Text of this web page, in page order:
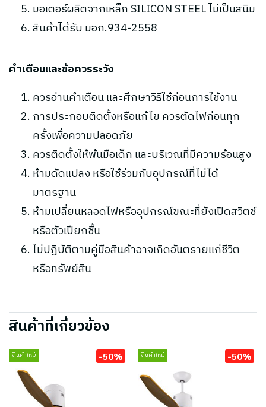
มอเตอร์ผลิตจากเหล็ก SILICON STEEL ไม่เป็นสนิม
สินค้าได้รับ มอก.934-2558
คำเตือนและข้อควรระวัง
ควรอ่านคำเตือน และศึกษาวิธีใช้ก่อนการใช้งาน
การประกอบติดตั้งหรือแก้ไข ควรตัดไฟก่อนทุก
ครั้งเพื่อความปลอดภัย
ควรติดตั้งให้พ้นมือเด็ก และบริเวณที่มีความร้อนสูง
ห้ามดัดแปลง หรือใช้ร่วมกับอุปกรณ์ที่ไม่ได้
มาตรฐาน
ห้ามเปลี่ยนหลอดไฟหรืออุปกรณ์ขณะที่ยังเปิดสวิตช์
หรือตัวเปียกชื้น
ไม่ปฎิบัติตามคู่มือสินค้าอาจเกิดอันตรายแก่ชีวิต
หรือทรัพย์สิน
สินค้าที่เกี่ยวข้อง
สินค้าใหม่ -50% สินค้าใหม่ -50%